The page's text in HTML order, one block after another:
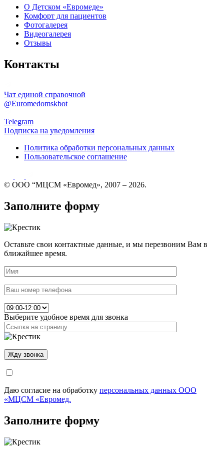
О Детском «Евромеде»
Комфорт для пациентов
Фотогалерея
Видеогалерея
Отзывы
Контакты
Чат единой справочной
@Euromedomskbot
Telegram
Подписка на уведомления
Политика обработки персональных данных
Пользовательское соглашение
© ООО “МЦСМ «Евромед», 2007 – 2026.
Заполните форму
Оставьте свои контактные данные, и мы перезвоним Вам в
ближайшее время.
Выберите удобное время для звонка
Даю согласие на обработку персональных данных ООО
«МЦСМ «Евромед.
Заполните форму